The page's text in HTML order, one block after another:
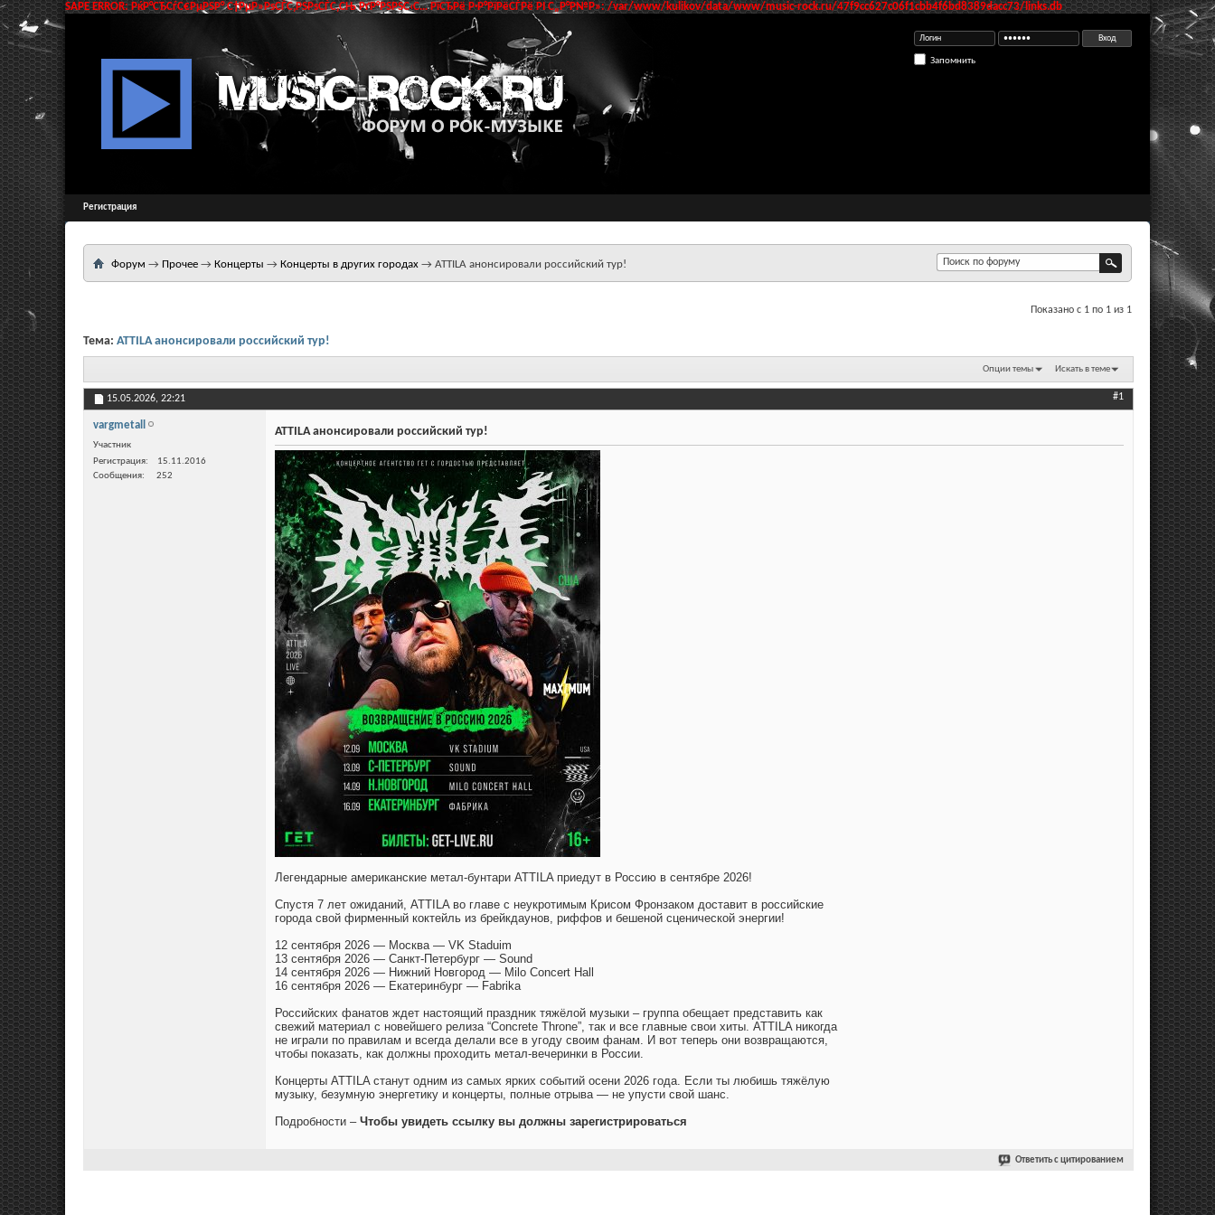
SAPE ERROR: РќР°СЂСѓС€РµРЅР° С†РµР»РѕСЃС‚РЅРѕСЃС‚СЊ РґР°РЅРЅС‹С… РїСЂРё Р·Р°РїРёСЃРё РІ С„Р°Р№Р»: /var/www/kulikov/data/www/music-rock.ru/47f9cc627c06f1cbb4f6bd8389dacc73/links.db
Запомнить
Регистрация
Форум → Прочее → Концерты → Концерты в других городах → ATTILA анонсировали российский тур!
Показано с 1 по 1 из 1
Тема: ATTILA анонсировали российский тур!
Опции темы Искать в теме
15.05.2026, 22:21 #1
vargmetall
Участник
Регистрация
15.11.2016
Сообщения
252
ATTILA анонсировали российский тур!
Легендарные американские метал-бунтари ATTILA приедут в Россию в сентябре 2026!
Спустя 7 лет ожиданий, ATTILA во главе с неукротимым Крисом Фронзаком доставит в российские
города свой фирменный коктейль из брейкдаунов, риффов и бешеной сценической энергии!
12 сентября 2026 — Москва — VK Staduim
13 сентября 2026 — Санкт-Петербург — Sound
14 сентября 2026 — Нижний Новгород — Milo Concert Hall
16 сентября 2026 — Екатеринбург — Fabrika
Российских фанатов ждет настоящий праздник тяжёлой музыки – группа обещает представить как
свежий материал с новейшего релиза “Concrete Throne”, так и все главные свои хиты. ATTILA никогда
не играли по правилам и всегда делали все в угоду своим фанам. И вот теперь они возвращаются,
чтобы показать, как должны проходить метал-вечеринки в России.
Концерты ATTILA станут одним из самых ярких событий осени 2026 года. Если ты любишь тяжёлую
музыку, безумную энергетику и концерты, полные отрыва — не упусти свой шанс.
Подробности – Чтобы увидеть ссылку вы должны зарегистрироваться
Ответить с цитированием